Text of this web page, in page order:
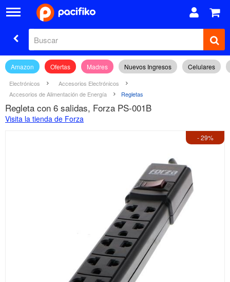
Amazon Ofertas Madres Nuevos Ingresos Celulares
Electrónicos
Accesorios Electrónicos
Accesorios de Alimentación de Energía
Regletas
Regleta con 6 salidas, Forza PS-001B
Visita la tienda de Forza
- 29%